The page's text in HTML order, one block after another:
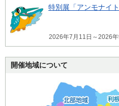
特別展「アンモナイ
2026年7月11日～2026年
開催地域について